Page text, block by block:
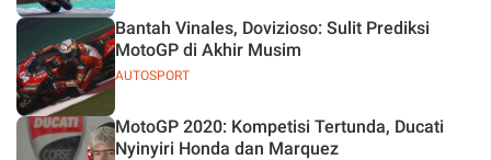
AUTOSPORT
Bantah Vinales, Dovizioso: Sulit Prediksi
MotoGP di Akhir Musim
MotoGP 2020: Kompetisi Tertunda, Ducati
Nyinyiri Honda dan Marquez